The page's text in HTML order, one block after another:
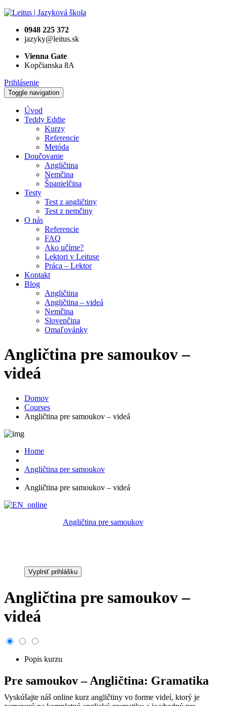
0948 225 372
jazyky@leitus.sk
Vienna Gate
Kopčianska 8A
Prihlásenie
Toggle navigation
Úvod
Teddy Eddie
Kurzy
Referencie
Metóda
Doučovanie
Angličtina
Nemčina
Španielčina
Testy
Test z angličtiny
Test z nemčiny
O nás
Referencie
FAQ
Ako učíme?
Lektori v Leituse
Práca – Lektor
Kontakt
Blog
Angličtina
Angličtina – videá
Nemčina
Slovenčina
Omaľovánky
Angličtina pre samoukov –
videá
Domov
Courses
Angličtina pre samoukov – videá
Home
Angličtina pre samoukov
Angličtina pre samoukov – videá
Angličtina pre samoukov
Vyplniť prihlášku
Angličtina pre samoukov –
videá
Popis kurzu
Pre samoukov – Angličtina: Gramatika
Vyskúšajte náš online kurz angličtiny vo forme videí, ktorý je